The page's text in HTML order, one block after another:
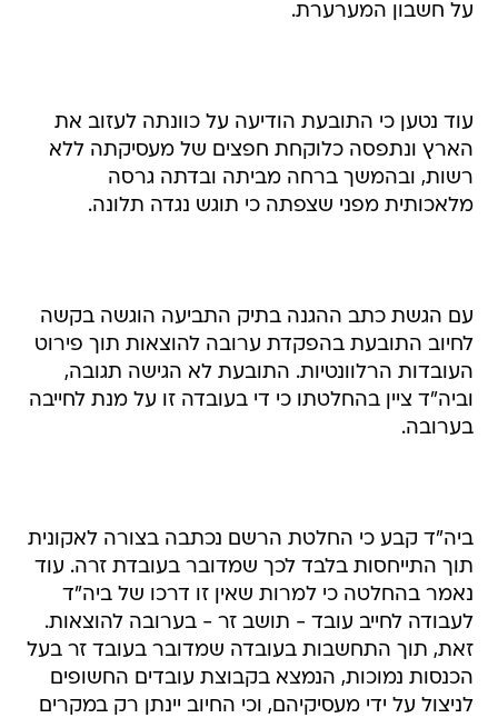
על חשבון המערערת.
עוד נטען כי התובעת הודיעה על כוונתה לעזוב את
הארץ ונתפסה כלוקחת חפצים של מעסיקתה ללא
רשות, ובהמשך ברחה מביתה ובדתה גרסה
מלאכותית מפני שצפתה כי תוגש נגדה תלונה.
עם הגשת כתב ההגנה בתיק התביעה הוגשה בקשה
לחיוב התובעת בהפקדת ערובה להוצאות תוך פירוט
העובדות הרלוונטיות. התובעת לא הגישה תגובה,
וביה"ד ציין בהחלטתו כי די בעובדה זו על מנת לחייבה
בערובה.
ביה"ד קבע כי החלטת הרשם נכתבה בצורה לאקונית
תוך התייחסות בלבד לכך שמדובר בעובדת זרה. עוד
נאמר בהחלטה כי למרות שאין זו דרכו של ביה"ד
לעבודה לחייב עובד - תושב זר - בערובה להוצאות.
זאת, תוך התחשבות בעובדה שמדובר בעובד זר בעל
הכנסות נמוכות, הנמצא בקבוצת עובדים החשופים
לניצול על ידי מעסיקיהם, וכי החיוב יינתן רק במקרים